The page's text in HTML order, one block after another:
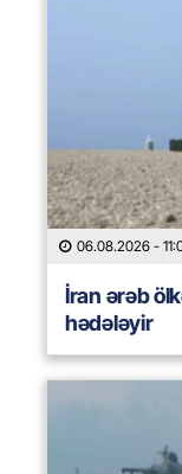
06.08.2026 -
İran ərəb
hədələyir